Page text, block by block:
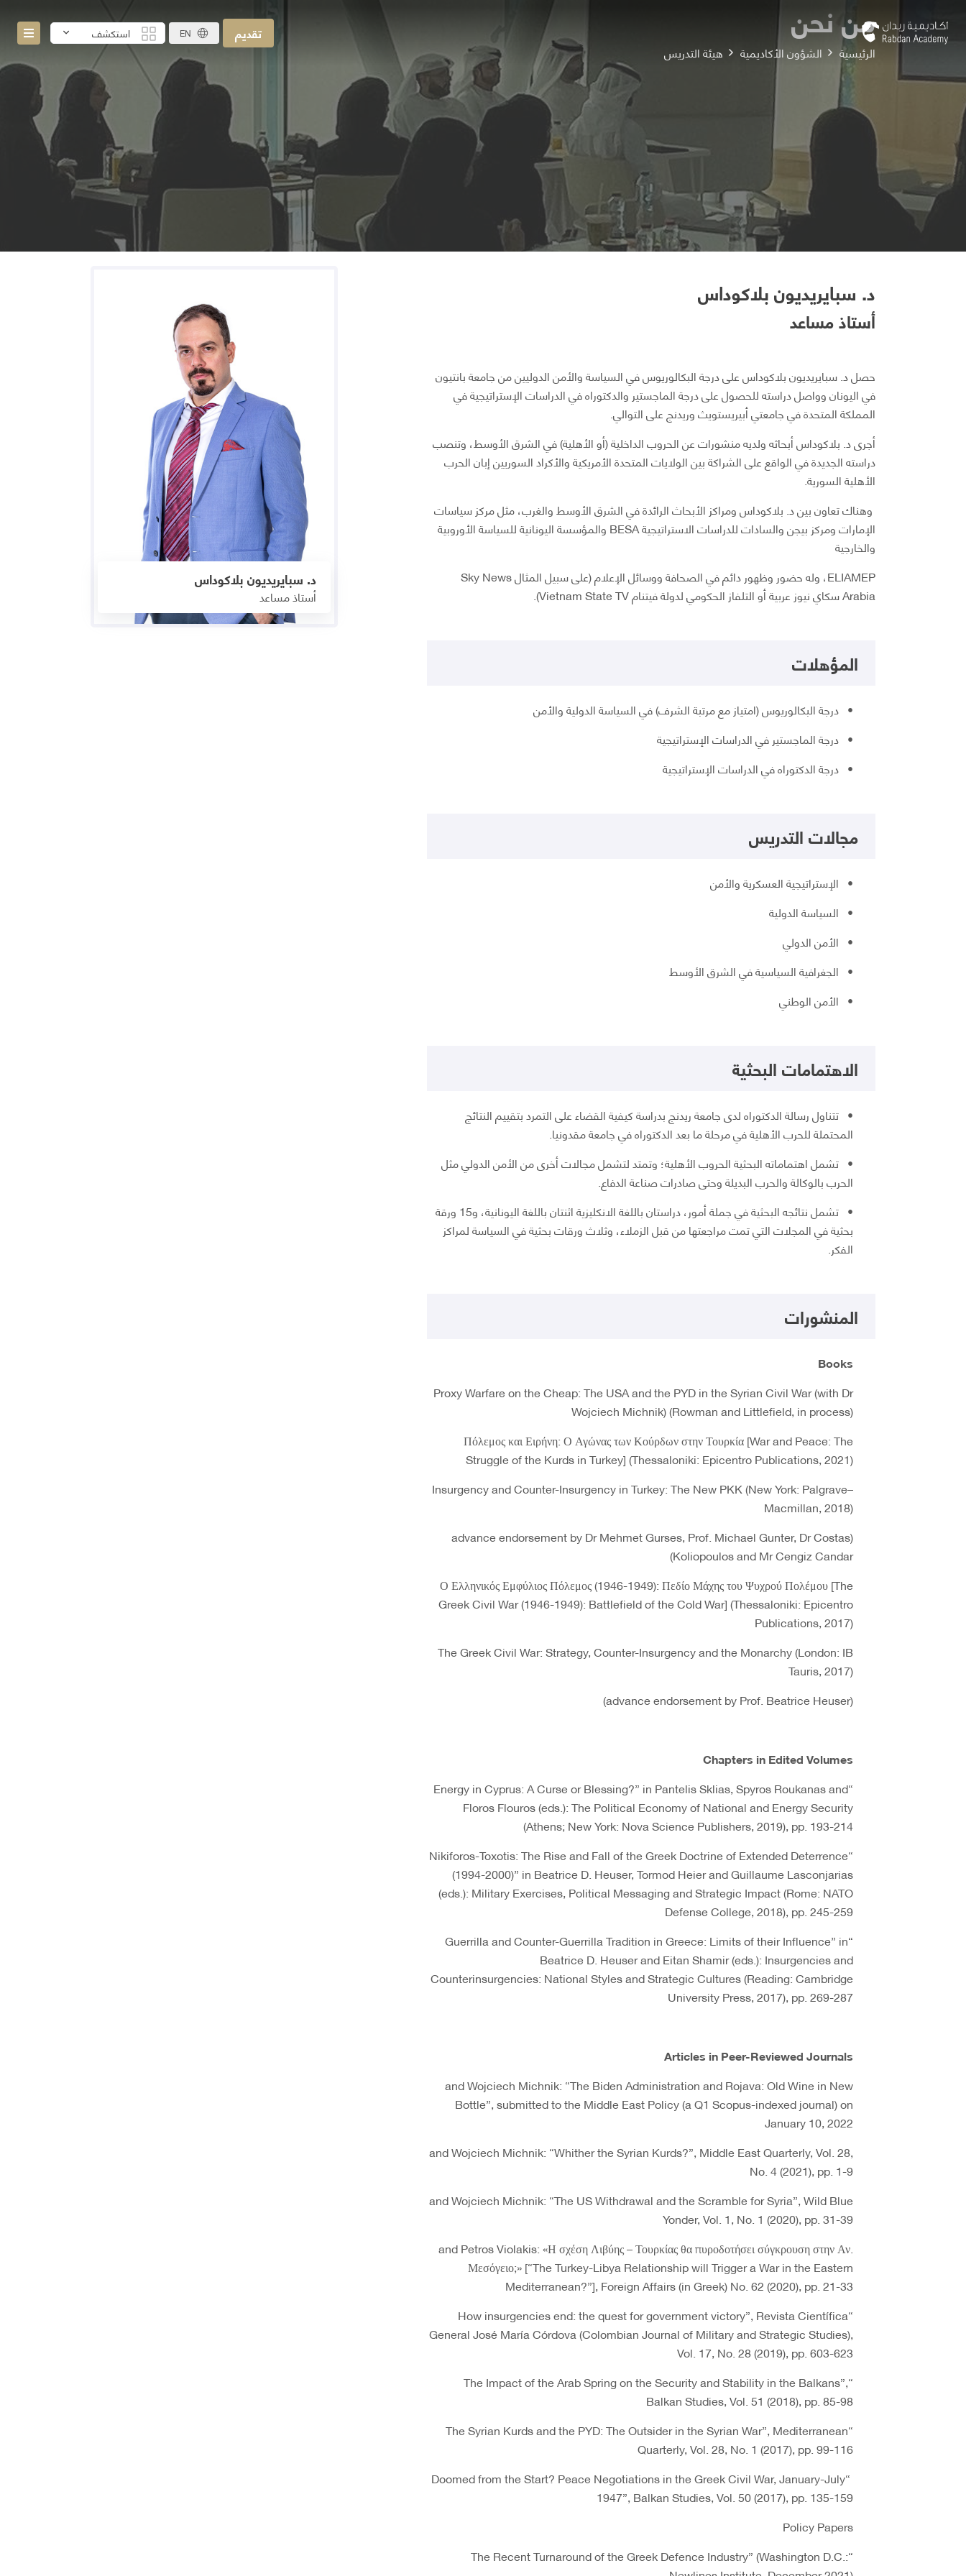
استكشف تقديم EN من نحن
الرئيسية الشؤون الأكاديمية هيئة التدريس
د. سبايريديون بلاكوداس
أستاذ مساعد
حصل د. سبايريديون بلاكوداس على درجة البكالوريوس في السياسة والأمن الدوليين من جامعة بانتيون
في اليونان وواصل دراسته للحصول على درجة الماجستير والدكتوراه في الدراسات الإستراتيجية في
المملكة المتحدة في جامعتي أبيريستويث وريدنج على التوالي.
أجرى د. بلاكوداس أبحاثه ولديه منشورات عن الحروب الداخلية (أو الأهلية) في الشرق الأوسط، وتنصب
دراسته الجديدة في الواقع على الشراكة بين الولايات المتحدة الأمريكية والأكراد السوريين إبان الحرب
الأهلية السورية.
وهناك تعاون بين د. بلاكوداس ومراكز الأبحاث الرائدة في الشرق الأوسط والغرب، مثل مركز سياسات
الإمارات ومركز بيجن والسادات للدراسات الاستراتيجية BESA والمؤسسة اليونانية للسياسة الأوروبية
والخارجية
ELIAMEP، وله حضور وظهور دائم في الصحافة ووسائل الإعلام (على سبيل المثال Sky News
Arabia سكاي نيوز عربية أو التلفاز الحكومي لدولة فيتنام Vietnam State TV).
المؤهلات
• درجة البكالوريوس (امتياز مع مرتبة الشرف) في السياسة الدولية والأمن
• درجة الماجستير في الدراسات الإستراتيجية
• درجة الدكتوراه في الدراسات الإستراتيجية
مجالات التدريس
• الإستراتيجية العسكرية والأمن
• السياسة الدولية
• الأمن الدولي
• الجغرافية السياسية في الشرق الأوسط
• الأمن الوطني
الاهتمامات البحثية
• تتناول رسالة الدكتوراه لدى جامعة ريدنج بدراسة كيفية القضاء على التمرد بتقييم النتائج
المحتملة للحرب الأهلية في مرحلة ما بعد الدكتوراه في جامعة مقدونيا.
• تشمل اهتماماته البحثية الحروب الأهلية؛ وتمتد لتشمل مجالات أخرى من الأمن الدولي مثل
الحرب بالوكالة والحرب البديلة وحتى صادرات صناعة الدفاع.
• تشمل نتائجه البحثية في جملة أمور، دراستان باللغة الانكليزية اثنتان باللغة اليونانية، و15 ورقة
بحثية في المجلات التي تمت مراجعتها من قبل الزملاء، وثلاث ورقات بحثية في السياسة لمراكز
الفكر.
المنشورات
Books
Proxy Warfare on the Cheap: The USA and the PYD in the Syrian Civil War (with Dr
Wojciech Michnik) (Rowman and Littlefield, in process)
Πόλεμος και Ειρήνη: Ο Αγώνας των Κούρδων στην Τουρκία [War and Peace: The
Struggle of the Kurds in Turkey] (Thessaloniki: Epicentro Publications, 2021)
Insurgency and Counter-Insurgency in Turkey: The New PKK (New York: Palgrave–
Macmillan, 2018)
(advance endorsement by Dr Mehmet Gurses, Prof. Michael Gunter, Dr Costas
Koliopoulos and Mr Cengiz Candar)
Ο Ελληνικός Εμφύλιος Πόλεμος (1946-1949): Πεδίο Μάχης του Ψυχρού Πολέμου [The
Greek Civil War (1946-1949): Battlefield of the Cold War] (Thessaloniki: Epicentro
Publications, 2017)
The Greek Civil War: Strategy, Counter-Insurgency and the Monarchy (London: IB
Tauris, 2017)
(advance endorsement by Prof. Beatrice Heuser)
Chapters in Edited Volumes
“Energy in Cyprus: A Curse or Blessing?” in Pantelis Sklias, Spyros Roukanas and
Floros Flouros (eds.): The Political Economy of National and Energy Security
(Athens; New York: Nova Science Publishers, 2019), pp. 193-214
“Nikiforos-Toxotis: The Rise and Fall of the Greek Doctrine of Extended Deterrence
(1994-2000)” in Beatrice D. Heuser, Tormod Heier and Guillaume Lasconjarias
(eds.): Military Exercises, Political Messaging and Strategic Impact (Rome: NATO
Defense College, 2018), pp. 245-259
“Guerrilla and Counter-Guerrilla Tradition in Greece: Limits of their Influence” in
Beatrice D. Heuser and Eitan Shamir (eds.): Insurgencies and
Counterinsurgencies: National Styles and Strategic Cultures (Reading: Cambridge
University Press, 2017), pp. 269-287
Articles in Peer-Reviewed Journals
and Wojciech Michnik: “The Biden Administration and Rojava: Old Wine in New
Bottle”, submitted to the Middle East Policy (a Q1 Scopus-indexed journal) on
January 10, 2022
and Wojciech Michnik: “Whither the Syrian Kurds?”, Middle East Quarterly, Vol. 28,
No. 4 (2021), pp. 1-9
and Wojciech Michnik: “The US Withdrawal and the Scramble for Syria”, Wild Blue
Yonder, Vol. 1, No. 1 (2020), pp. 31-39
and Petros Violakis: «Η σχέση Λιβύης – Τουρκίας θα πυροδοτήσει σύγκρουση στην Αν.
Μεσόγειο;» [“The Turkey-Libya Relationship will Trigger a War in the Eastern
Mediterranean?”], Foreign Affairs (in Greek) No. 62 (2020), pp. 21-33
“How insurgencies end: the quest for government victory”, Revista Científica
General José María Córdova (Colombian Journal of Military and Strategic Studies),
Vol. 17, No. 28 (2019), pp. 603-623
“The Impact of the Arab Spring on the Security and Stability in the Balkans”,
Balkan Studies, Vol. 51 (2018), pp. 85-98
“The Syrian Kurds and the PYD: The Outsider in the Syrian War”, Mediterranean
Quarterly, Vol. 28, No. 1 (2017), pp. 99-116
“Doomed from the Start? Peace Negotiations in the Greek Civil War, January-July
1947”, Balkan Studies, Vol. 50 (2017), pp. 135-159
Policy Papers
“The Recent Turnaround of the Greek Defence Industry” (Washington D.C.:
د. سبايريديون بلاكوداس
أستاذ مساعد